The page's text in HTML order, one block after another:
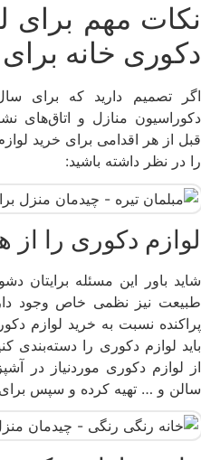
نکات مهم برای
دکوری خانه
اگر تصمیم دارید که برای
دکوراسیون منازل و اتاق‌های
قبل از هر اقدامی برای خرید
را در نظر داشته باشید:
لوازم دکوری را از
شاید باور این مسئله برایتان
طبیعت نیز نظمی خاص وجود
پراکنده نسبت به خرید لوازم
باید لوازم دکوری را دسته‌بندی
از لوازم دکوری موردنیاز در
سالن و‌ … تهیه کرده و سپس برای